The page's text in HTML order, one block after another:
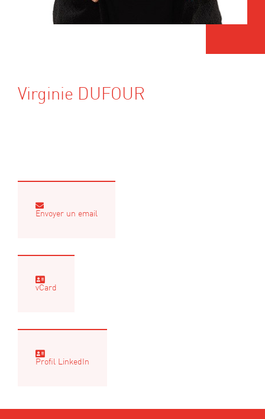
Virginie DUFOUR
Envoyer un email
vCard
Profil LinkedIn